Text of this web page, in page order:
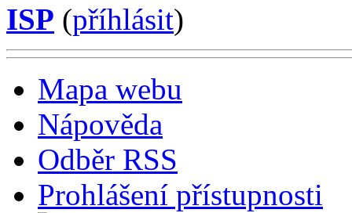
ISP (příhlásit)
Mapa webu
Nápověda
Odběr RSS
Prohlášení přístupnosti